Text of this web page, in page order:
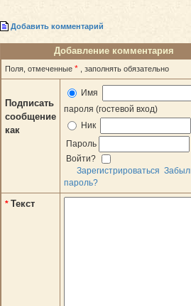
Добавить комментарий
Добавление комментария
Поля, отмеченные * , заполнять обязательно
Подписать
сообщение
как
Имя
пароля (гостевой вход)
Ник
Пароль
Войти?
Зарегистрироваться
пароль?
* Текст